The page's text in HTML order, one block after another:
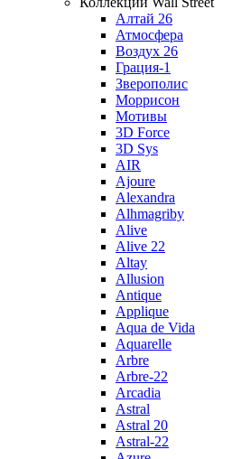
Алтай 26
Атмосфера
Воздух 26
Грация-1
Зверополис
Моррисон
Мотивы
3D Force
3D Sys
AIR
Ajoure
Alexandra
Alhmagriby
Alive
Alive 22
Altay
Allusion
Antique
Applique
Aqua de Vida
Aquarelle
Arbre
Arbre-22
Arcadia
Astral
Astral 20
Astral-22